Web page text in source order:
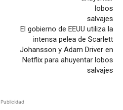
El gobierno de EEUU utiliza la
intensa pelea de Scarlett
Johansson y Adam Driver en
Netflix para ahuyentar lobos
salvajes
Publicidad